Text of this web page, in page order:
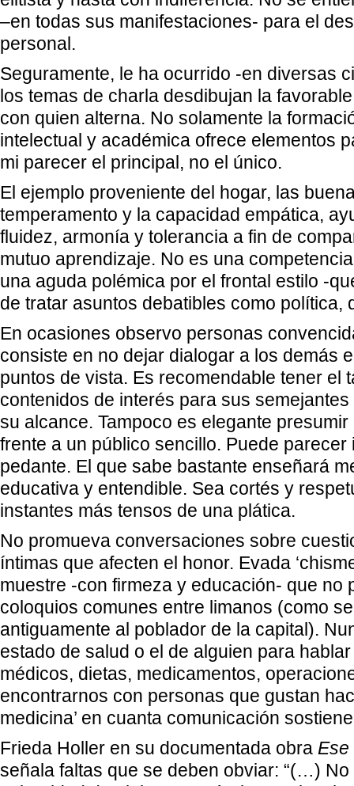
–en todas sus manifestaciones- para el
personal.
Seguramente, le ha ocurrido -en diversas
los temas de charla desdibujan la
con quien alterna. No solamente la
intelectual y académica ofrece elementos
mi parecer el principal, no el único.
El ejemplo proveniente del hogar, las
temperamento y la capacidad empática,
fluidez, armonía y tolerancia a fin de
mutuo aprendizaje. No es una
una aguda polémica por el frontal estilo -
de tratar asuntos debatibles como política,
En ocasiones observo personas
consiste en no dejar dialogar a los demás
puntos de vista. Es recomendable tener el
contenidos de interés para sus
su alcance. Tampoco es elegante
frente a un público sencillo. Puede parecer
pedante. El que sabe bastante enseñará
educativa y entendible. Sea cortés y
instantes más tensos de una plática.
No promueva conversaciones sobre
íntimas que afecten el honor. Evada
muestre -con firmeza y educación- que no
coloquios comunes entre limanos (como
antiguamente al poblador de la capital).
estado de salud o el de alguien para
médicos, dietas, medicamentos,
encontrarnos con personas que gustan
medicina’ en cuanta comunicación
Frieda Holler en su documentada obra Ese
señala faltas que se deben obviar: “(…) No